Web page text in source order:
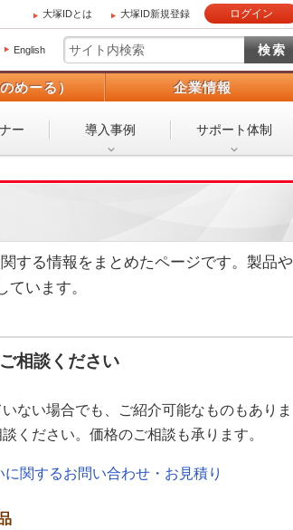
大塚IDとは 大塚ID新規登録 ログイン
English
めーる） 企業情報
ー 導入事例 サポート体制
する情報をまとめたページです。製品や
います。
相談ください
ない場合でも、ご紹介可能なものもありま
ください。価格のご相談も承ります。
関するお問い合わせ・お見積り